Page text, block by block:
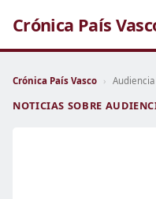
Crónica País
Crónica País Vasco › Audiencia
NOTICIAS SOBRE